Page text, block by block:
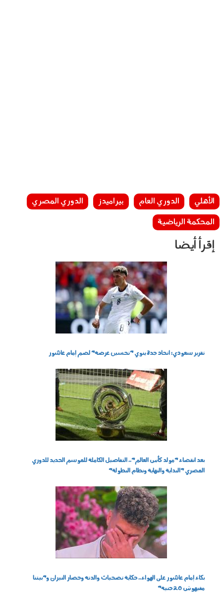
الأهلي الدوري العام بيراميدز
الدوري المصري
المحكمة الرياضية
إقرأ أيضا
تقرير سعودي: اتحاد جدة ينوي "تحسين عرضه" لضم إمام عاشور
بعد انقضاء "مولد كأس العالم".. التفاصيل الكاملة للموسم الجديد للدوري
المصري "البداية والنهاية ونظام البطولة"
بكاء إمام عاشور على الهواء.. حكاية تضحيات والدته وحصار النيران و"بيتنا
مفيهوش 20 جنيه"